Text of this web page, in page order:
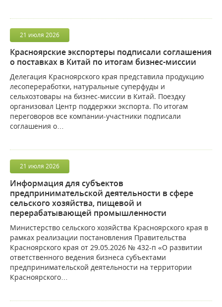
21 июля 2026
Красноярские экспортеры подписали соглашения
о поставках в Китай по итогам бизнес-миссии
Делегация Красноярского края представила продукцию
лесопереработки, натуральные суперфуды и
сельхозтовары на бизнес-миссии в Китай. Поездку
организовал Центр поддержки экспорта. По итогам
переговоров все компании-участники подписали
соглашения о…
21 июля 2026
Информация для субъектов
предпринимательской деятельности в сфере
сельского хозяйства, пищевой и
перерабатывающей промышленности
Министерство сельского хозяйства Красноярского края в
рамках реализации постановления Правительства
Красноярского края от 29.05.2026 № 432-п «О развитии
ответственного ведения бизнеса субъектами
предпринимательской деятельности на территории
Красноярского…